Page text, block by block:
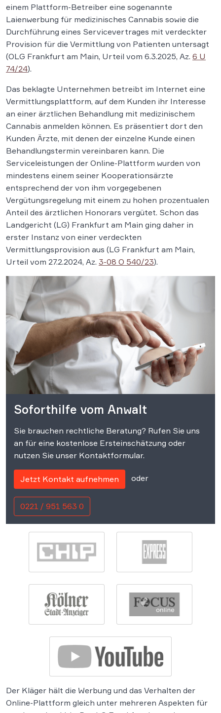
einem Plattform-Betreiber eine sogenannte
Laienwerbung für medizinisches Cannabis sowie die
Durchführung eines Servicevertrages mit verdeckter
Provision für die Vermittlung von Patienten untersagt
(OLG Frankfurt am Main, Urteil vom 6.3.2025, Az. 6 U
74/24).
Das beklagte Unternehmen betreibt im Internet eine
Vermittlungsplattform, auf dem Kunden ihr Interesse
an einer ärztlichen Behandlung mit medizinischem
Cannabis anmelden können. Es präsentiert dort den
Kunden Ärzte, mit denen der einzelne Kunde einen
Behandlungstermin vereinbaren kann. Die
Serviceleistungen der Online-Plattform wurden von
mindestens einem seiner Kooperationsärzte
entsprechend der von ihm vorgegebenen
Vergütungsregelung mit einem zu hohen prozentualen
Anteil des ärztlichen Honorars vergütet. Schon das
Landgericht (LG) Frankfurt am Main ging daher in
erster Instanz von einer verdeckten
Vermittlungsprovision aus (LG Frankfurt am Main,
Urteil vom 27.2.2024, Az. 3-08 O 540/23).
Soforthilfe vom Anwalt
Sie brauchen rechtliche Beratung? Rufen Sie uns
an für eine kostenlose Ersteinschätzung oder
nutzen Sie unser Kontaktformular.
Jetzt Kontakt aufnehmen oder
0221 / 951 563 0
Der Kläger hält die Werbung und das Verhalten der
Online-Plattform gleich unter mehreren Aspekten für